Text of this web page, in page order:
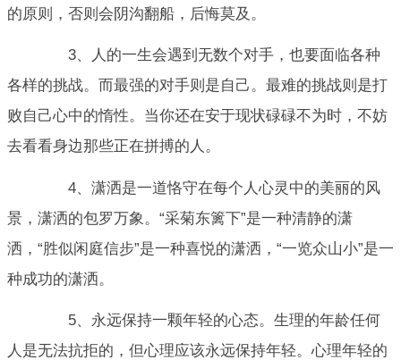
的原则，否则会阴沟翻船，后悔莫及。
3、人的一生会遇到无数个对手，也要面临各种
各样的挑战。而最强的对手则是自己。最难的挑战则是打
败自己心中的惰性。当你还在安于现状碌碌不为时，不妨
去看看身边那些正在拼搏的人。
4、潇洒是一道恪守在每个人心灵中的美丽的风
景，潇洒的包罗万象。“采菊东篱下”是一种清静的潇
洒，“胜似闲庭信步”是一种喜悦的潇洒，“一览众山小”是一
种成功的潇洒。
5、永远保持一颗年轻的心态。生理的年龄任何
人是无法抗拒的，但心理应该永远保持年轻。心理年轻的